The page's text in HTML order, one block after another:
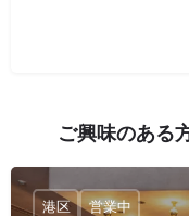
ご興味のある
港区 営業中